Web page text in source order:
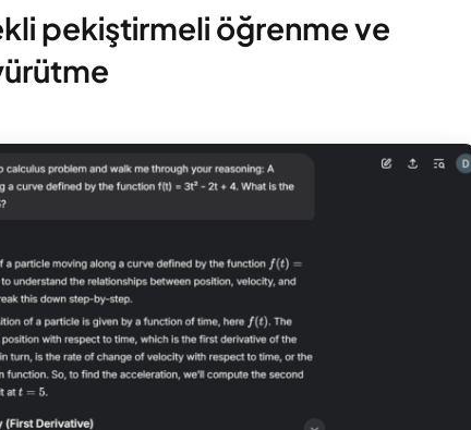
pekiştirmeli öğrenme ve